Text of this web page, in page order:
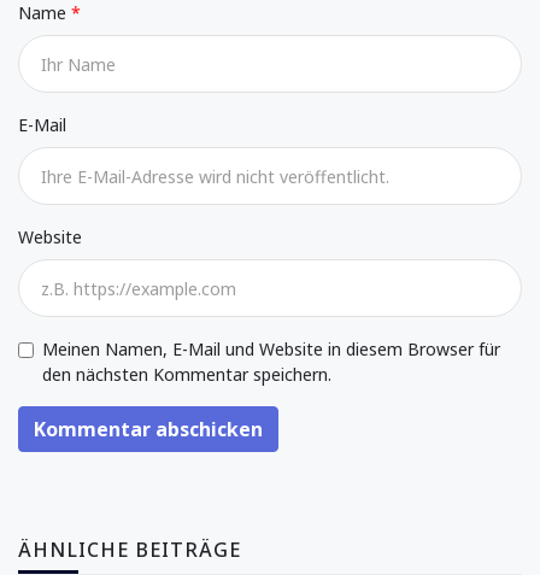
Name
E-Mail
Website
Meinen Namen, E-Mail und Website in diesem Browser für
den nächsten Kommentar speichern.
Kommentar abschicken
ÄHNLICHE BEITRÄGE